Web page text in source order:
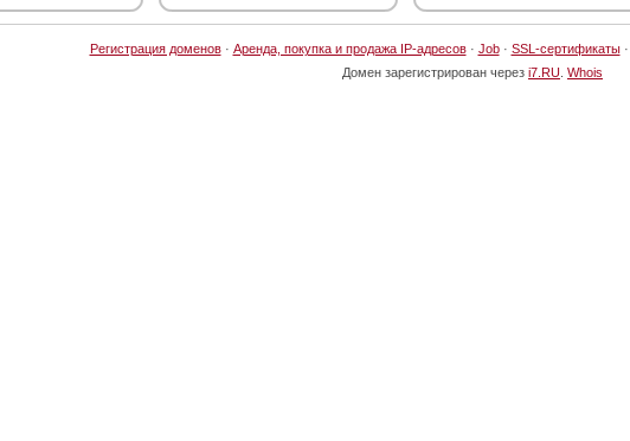
Регистрация доменов· Аренда, покупка и продажа IP-адресов· Job· SSL-сертификаты·
Домен зарегистрирован через i7.RU Whois